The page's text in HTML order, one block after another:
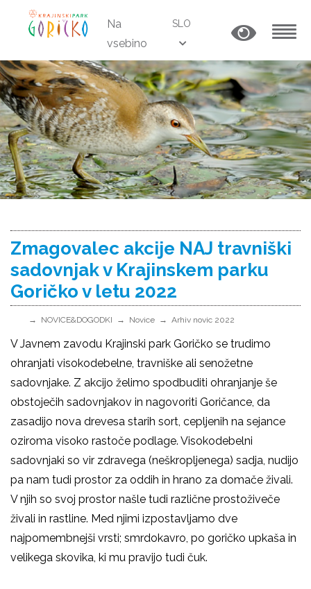
Na
vsebino
SLO
Zmagovalec akcije NAJ travniški
sadovnjak v Krajinskem parku
Goričko v letu 2022
NOVICE&DOGODKI Novice Arhiv novic 2022
V Javnem zavodu Krajinski park Goričko se trudimo
ohranjati visokodebelne, travniške ali senožetne
sadovnjake. Z akcijo želimo spodbuditi ohranjanje še
obstoječih sadovnjakov in nagovoriti Goričance, da
zasadijo nova drevesa starih sort, cepljenih na sejance
oziroma visoko rastoče podlage. Visokodebelni
sadovnjaki so vir zdravega (neškropljenega) sadja, nudijo
pa nam tudi prostor za oddih in hrano za domače živali.
V njih so svoj prostor našle tudi različne prostoživeče
živali in rastline. Med njimi izpostavljamo dve
najpomembnejši vrsti; smrdokavro, po goričko upkaša in
velikega skovika, ki mu pravijo tudi čuk.